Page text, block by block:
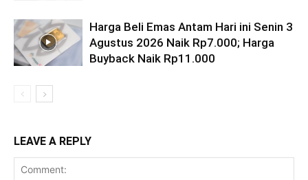
Harga Beli Emas Antam Hari ini Senin 3
Agustus 2026 Naik Rp7.000; Harga
Buyback Naik Rp11.000
LEAVE A REPLY